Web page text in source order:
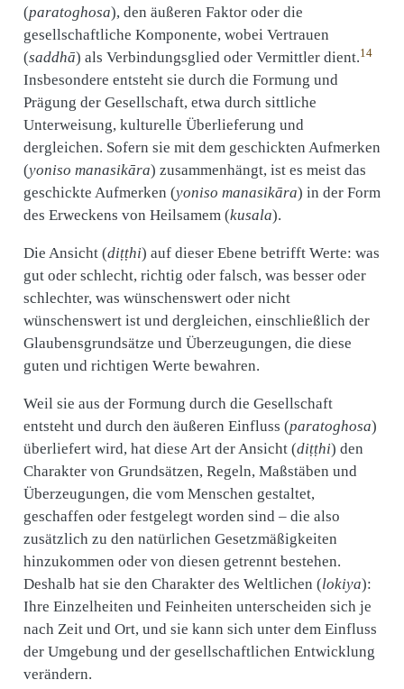
(paratoghosa), den äußeren Faktor oder die
gesellschaftliche Komponente, wobei Vertrauen
(saddhā) als Verbindungsglied oder Vermittler dient.14
Insbesondere entsteht sie durch die Formung und
Prägung der Gesellschaft, etwa durch sittliche
Unterweisung, kulturelle Überlieferung und
dergleichen. Sofern sie mit dem geschickten Aufmerken
(yoniso manasikāra) zusammenhängt, ist es meist das
geschickte Aufmerken (yoniso manasikāra) in der Form
des Erweckens von Heilsamem (kusala).
Die Ansicht (diṭṭhi) auf dieser Ebene betrifft Werte: was
gut oder schlecht, richtig oder falsch, was besser oder
schlechter, was wünschenswert oder nicht
wünschenswert ist und dergleichen, einschließlich der
Glaubensgrundsätze und Überzeugungen, die diese
guten und richtigen Werte bewahren.
Weil sie aus der Formung durch die Gesellschaft
entsteht und durch den äußeren Einfluss (paratoghosa)
überliefert wird, hat diese Art der Ansicht (diṭṭhi) den
Charakter von Grundsätzen, Regeln, Maßstäben und
Überzeugungen, die vom Menschen gestaltet,
geschaffen oder festgelegt worden sind – die also
zusätzlich zu den natürlichen Gesetzmäßigkeiten
hinzukommen oder von diesen getrennt bestehen.
Deshalb hat sie den Charakter des Weltlichen (lokiya):
Ihre Einzelheiten und Feinheiten unterscheiden sich je
nach Zeit und Ort, und sie kann sich unter dem Einfluss
der Umgebung und der gesellschaftlichen Entwicklung
verändern.